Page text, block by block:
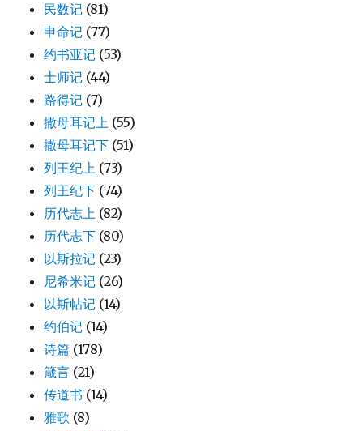
民数记 (81)
申命记 (77)
约书亚记 (53)
士师记 (44)
路得记 (7)
撒母耳记上 (55)
撒母耳记下 (51)
列王纪上 (73)
列王纪下 (74)
历代志上 (82)
历代志下 (80)
以斯拉记 (23)
尼希米记 (26)
以斯帖记 (14)
约伯记 (14)
诗篇 (178)
箴言 (21)
传道书 (14)
雅歌 (8)